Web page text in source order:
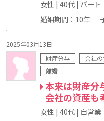
女性 40代
パート
婚姻期間：10年
2025年03月13日
財産分与
会社の
離婚
本来は財産分
会社の資産も
女性 40代
自営業